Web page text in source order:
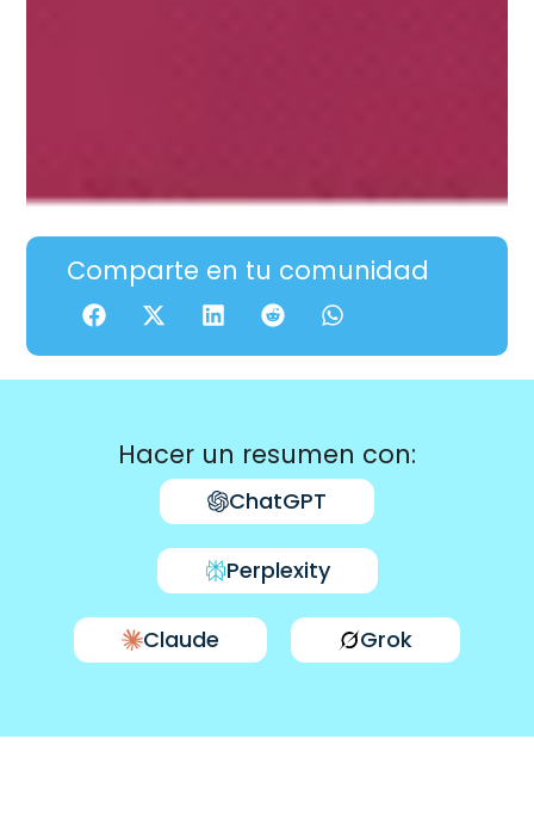
Comparte en tu comunidad
Hacer un resumen con:
ChatGPT
Perplexity
Claude Grok